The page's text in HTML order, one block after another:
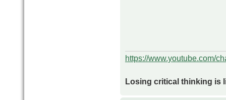
https://www.youtube.com/
Losing critical thinking is